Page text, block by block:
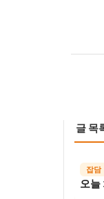
글 목
잡담
오늘